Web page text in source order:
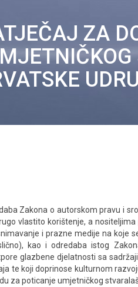
ZA
Zakona o autorskom pravu i
vlastito korištenje, a
i prazne medije na koje
kao i odredaba istog
glazbene djelatnosti sa
te koji doprinose kulturnom
za poticanje umjetničkog